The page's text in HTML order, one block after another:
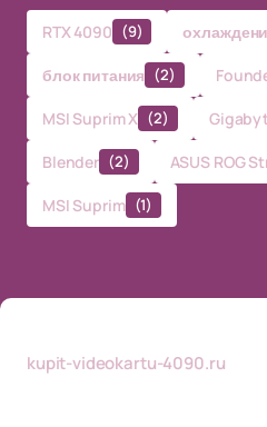
RTX 4090 (9)
блок питания (2)
MSI Suprim X (2)
Blender (2) ASUS ROG
MSI Suprim (1)
kupit-videokartu-4090.ru